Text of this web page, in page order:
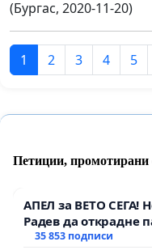
(Бургас, 2020-11-20)
1 2 3 4 5
Петиции, промотирани
АПЕЛ за ВЕТО СЕГА!
Радев да открадне
тъмното
35 853 подписи